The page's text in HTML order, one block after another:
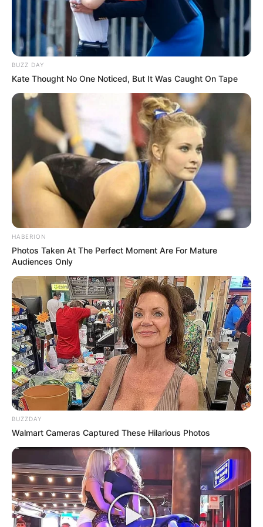
„
Gesund & köstlich:
gemüsesuppe rezept neu entdeckt!“ passt
hervorragend in die Esskultur im
deutschsprachigen Raum. Hier hat die Suppe
einen festen Platz – sei es als Vorspeise in der
österreichischen Küche, als deftige
Hauptmahlzeit in Bayern oder als leichte
Gemüsevariante in der modernen Schweizer
Küche.
Außerdem legen viele Menschen in
Deutschland, Österreich und der Schweiz
großen Wert auf regionale und saisonale
Zutaten – ein weiterer Grund, warum die
Gemüsesuppe in all ihren Variationen perfekt in
unsere Essgewohnheiten passt.
Fazit –
Gesund &
köstlich: gemüsesuppe
rezept neu entdeckt!
Die Gemüsesuppe ist viel mehr als nur ein
einfaches Gericht. Sie ist gesund, vielseitig und
kann nach Lust und Laune variiert werden. Mit
frischen Zutaten, kreativen Gewürzen und
saisonalem Gemüse wird sie nie langweilig.
Ob cremig, klar, mediterran, asiatisch oder
traditionell – du kannst sie immer wieder neu
entdecken und an deine persönlichen Vorlieben
anpassen. Genau deshalb ist das Motto„
BUZZ DAY
Kate Thought No One Noticed, But It Was Caught On Tape
HABERION
Photos Taken At The Perfect Moment Are For Mature
Audiences Only
BUZZDAY
Walmart Cameras Captured These Hilarious Photos